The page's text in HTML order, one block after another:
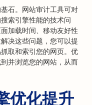
石。网站审计工具可对
索引擎性能的技术问
加载时间、移动友好性
决这些问题，您可以提
取和索引您的网页。优
并浏览您的网站，从而
优化提升